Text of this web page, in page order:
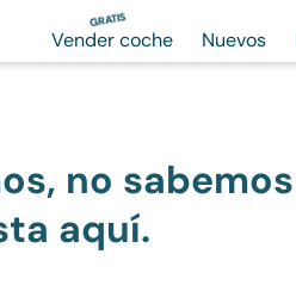
GRATIS
Vender coche Nuevos
no
aquí.